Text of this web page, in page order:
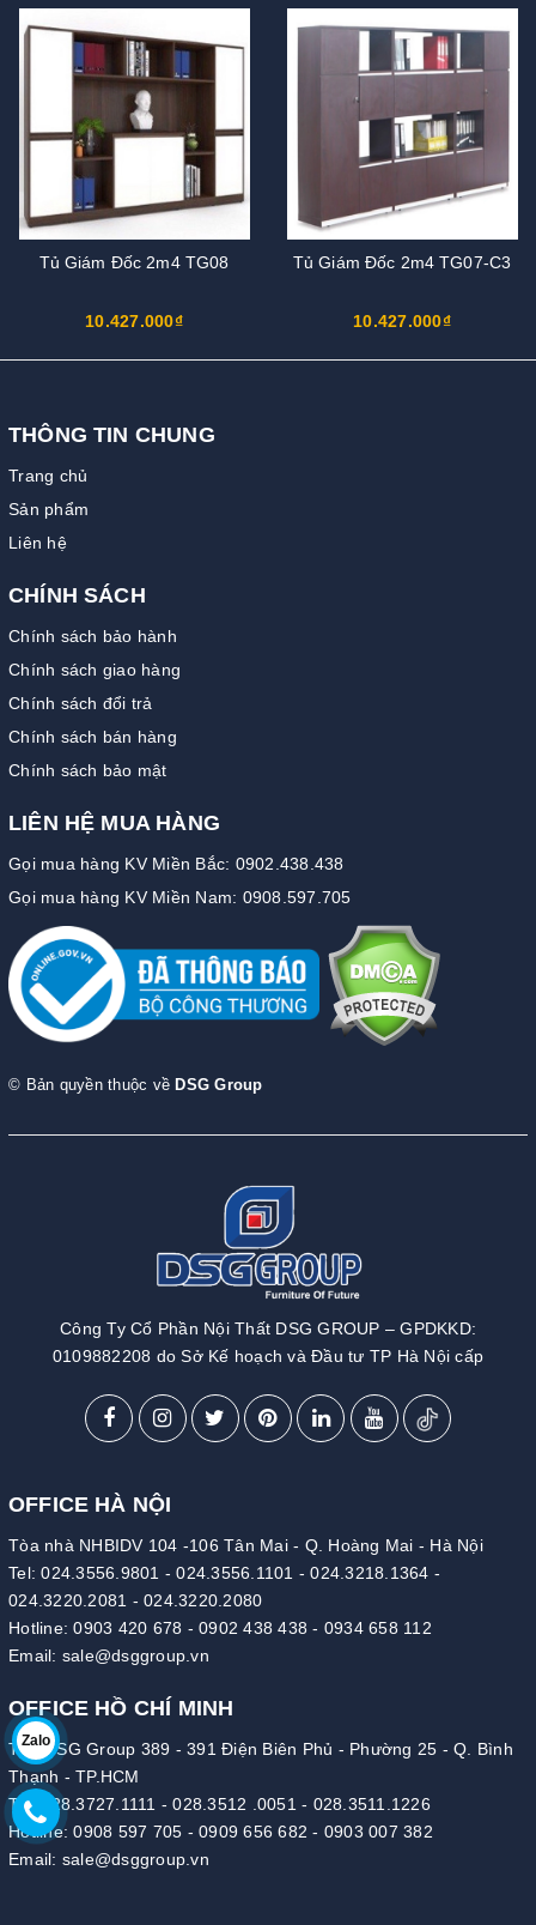
Tủ Giám Đốc 2m4 TG08
10.427.000₫
Tủ Giám Đốc 2m4 TG07-C3
10.427.000₫
Zalo
THÔNG TIN CHUNG
Trang chủ
Sản phẩm
Liên hệ
CHÍNH SÁCH
Chính sách bảo hành
Chính sách giao hàng
Chính sách đổi trả
Chính sách bán hàng
Chính sách bảo mật
LIÊN HỆ MUA HÀNG
Gọi mua hàng KV Miền Bắc: 0902.438.438
Gọi mua hàng KV Miền Nam: 0908.597.705
© Bản quyền thuộc về DSG Group
Công Ty Cổ Phần Nội Thất DSG GROUP – GPDKKD:
0109882208 do Sở Kế hoạch và Đầu tư TP Hà Nội cấp
OFFICE HÀ NỘI
Tòa nhà NHBIDV 104 -106 Tân Mai - Q. Hoàng Mai - Hà Nội
Tel:024.3556.9801 -024.3556.1101 -024.3218.1364 -
024.3220.2081 - 024.3220.2080
Hotline:0903 420 678 - 0902 438 438 - 0934 658 112
Email: sale@dsggroup.vn
OFFICE HỒ CHÍ MINH
Tòa DSG Group 389 - 391 Điện Biên Phủ - Phường 25 - Q. Bình
Thạnh - TP.HCM
Tel:
028.3727.1111 -028.3512 .0051 - 028.3511.1226
Hotline:0908 597 705 - 0909 656 682 - 0903 007 382
Email: sale@dsggroup.vn